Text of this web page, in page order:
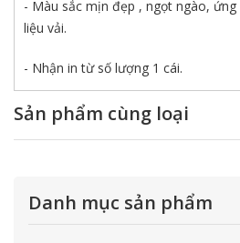
- Màu sắc mịn đẹp , ngọt ngào,
liệu vải.
- Nhận in từ số lượng 1 cái.
Sản phẩm cùng loại
Danh mục sản phẩm